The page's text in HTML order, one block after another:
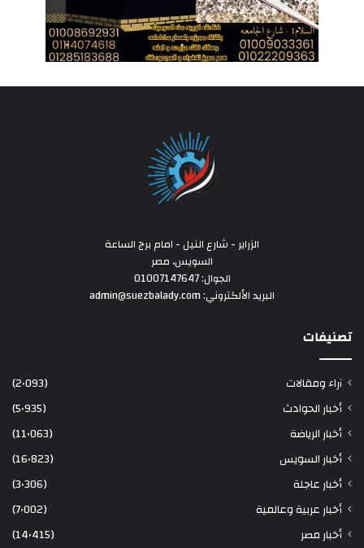
الزراير - شارع النيل - امام برج الساعة
السويس، مصر
الجوال: 01007147647
البريد الألكتروني: admin@suezbalady.com
تصنيفات
آراء ومقالات
(2٬093)
أخبار الحوادث
(5٬935)
أخبار الرياضة
(11٬063)
أخبار السويس
(16٬823)
أخبار عاجلة
(3٬306)
أخبار عربية وعالمية
(7٬002)
أخبار مصر
(14٬415)